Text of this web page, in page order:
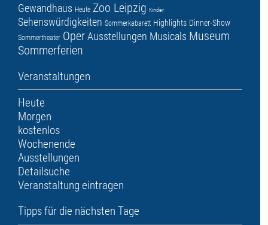
Gewandhaus Heute Zoo Leipzig Kinder
Sehenswürdigkeiten Sommerkabarett Highlights Dinner-Show
Sommertheater OperAusstellungen Musicals Museum
Sommerferien
Veranstaltungen
Heute
Morgen
kostenlos
Wochenende
Ausstellungen
Detailsuche
Veranstaltung eintragen
Tipps für die nächsten Tage